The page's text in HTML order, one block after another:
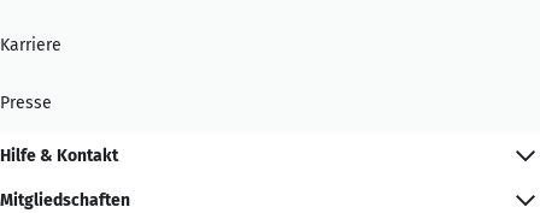
Karriere
Presse
Hilfe & Kontakt
Mitgliedschaften